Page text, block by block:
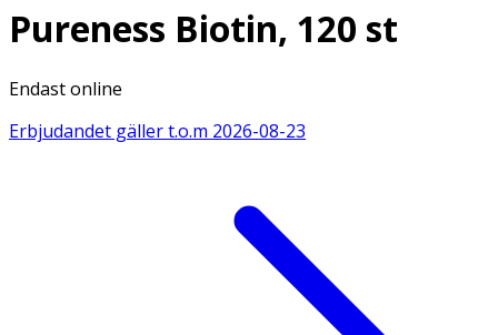
Pureness Biotin, 120 st
Endast online
Erbjudandet gäller t.o.m 2026-08-23